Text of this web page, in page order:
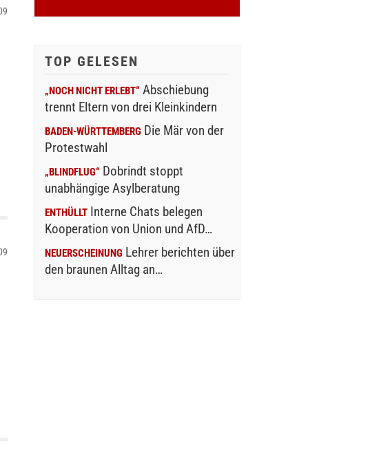
TOP GELESEN
„NOCH NICHT ERLEBT“ Abschiebung
trennt Eltern von drei Kleinkindern
BADEN-WÜRTTEMBERG Die Mär von der
Protestwahl
„BLINDFLUG“ Dobrindt stoppt
unabhängige Asylberatung
ENTHÜLLT Interne Chats belegen
Kooperation von Union und AfD…
NEUERSCHEINUNG Lehrer berichten über
den braunen Alltag an…